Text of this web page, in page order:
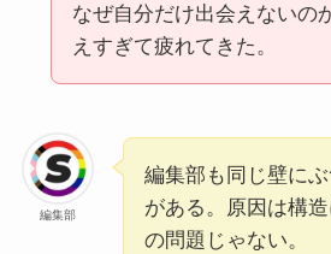
なぜ自分だけ出会えないの
えすぎて疲れてきた。
編集部
編集部も同じ壁に
がある。原因は構
の問題じゃない。